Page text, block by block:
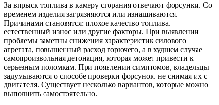
За впрыск топлива в камеру сгорания отвечают форсунки. Со
временем изделия загрязняются или изнашиваются.
Причинами становятся: плохое качество топлива,
естественный износ или другие факторы. При выявлении
проблемы заметны снижения характеристик силового
агрегата, повышенный расход горючего, а в худшем случае
самопроизвольная детонация, которая может привести к
серьезным поломкам. При появлении симптомов, владельцы
задумываются о способе проверки форсунок, не снимая их с
двигателя. Существует несколько вариантов, которые можно
выполнить самостоятельно.